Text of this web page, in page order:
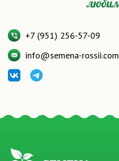
+7 (951) 256-57-09
info@semena-rossii.com